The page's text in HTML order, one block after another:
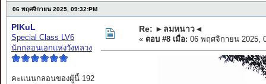
06 พฤศจิกายน 2025, 09:32:PM
PIKuL
Special Class LV6
นักกลอนเอกแห่งวังหลวง
คะแนนกลอนของผู้นี้ 192
Re: ►ลมหนาว◄
« ตอบ #8 เมื่อ: 06 พฤศจิกายน 2025,